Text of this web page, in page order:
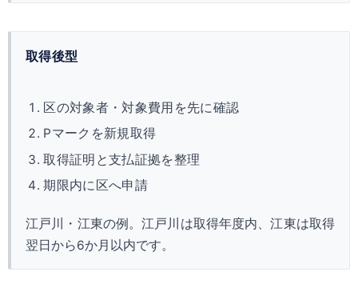
取得後型
区の対象者・対象費用を先に確認
Pマークを新規取得
取得証明と支払証拠を整理
期限内に区へ申請
江戸川・江東の例。江戸川は取得年度内、江東は取得
翌日から6か月以内です。